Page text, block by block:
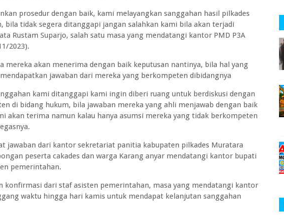
prosedur dengan baik, kami melayangkan sanggahan hasil pilkades
bila tidak segera ditanggapi jangan salahkan kami bila akan terjadi
Rustam Suparjo, salah satu masa yang mendatangi kantor PMD P3A
2023).
mereka akan menerima dengan baik keputusan nantinya, bila hal yang
jawaban dari mereka yang berkompeten dibidangnya
kami ditanggapi kami ingin diberi ruang untuk berdiskusi dengan
di bidang hukum, bila jawaban mereka yang ahli menjawab dengan baik
akan terima namun kalau hanya asumsi mereka yang tidak berkompeten
jawaban dari kantor sekretariat panitia kabupaten pilkades Muratara
peserta cakades dan warga Karang anyar mendatangi kantor bupati
pemerintahan.
konfirmasi dari staf asisten pemerintahan, masa yang mendatangi kantor
waktu hingga hari kamis untuk mendapat kelanjutan sanggahan